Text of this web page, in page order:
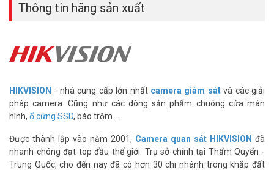
Thông tin hãng sản xuất
HIKVISION - nhà cung cấp lớn nhất camera giám sátvà các giải
pháp camera. Cũng như các dòng sản phẩm chuông cửa màn
hình, ổ cứng SSD, báo trộm ...
Được thành lập vào năm 2001, Camera quan sát HIKVISION đã
nhanh chóng đạt top đầu thế giới. Trụ sở chính tại Thẩm Quyến -
Trung Quốc, cho đến nay đã có hơn 30 chi nhánh trong khắp đất